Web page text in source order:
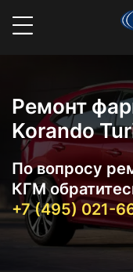
Ремонт
Korando
По вопросу
КГМ
+7 (495) 021-